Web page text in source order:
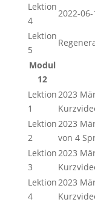
Lektion
4
2022-
Lektion
5
Modul
12
Lektion
1
2023
Lektion
2
2023
von 4
Lektion
3
2023
Lektion
4
2023